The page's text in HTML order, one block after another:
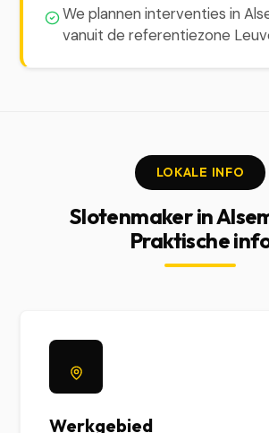
We plannen interventies in
vanuit de referentiezone
LOKALE INFO
Slotenmaker in
Praktische
Werkgebied